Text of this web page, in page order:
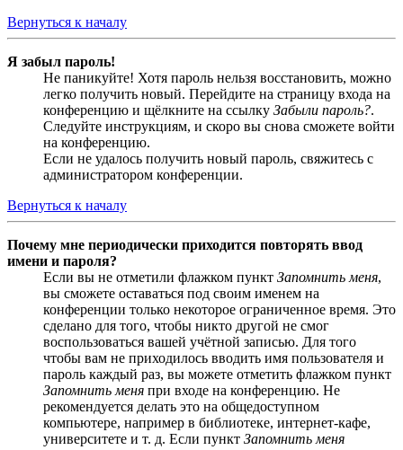
Вернуться к началу
Я забыл пароль!
Не паникуйте! Хотя пароль нельзя восстановить, можно
легко получить новый. Перейдите на страницу входа на
конференцию и щёлкните на ссылку Забыли пароль?.
Следуйте инструкциям, и скоро вы снова сможете войти
на конференцию.
Если не удалось получить новый пароль, свяжитесь с
администратором конференции.
Вернуться к началу
Почему мне периодически приходится повторять ввод
имени и пароля?
Если вы не отметили флажком пункт Запомнить меня,
вы сможете оставаться под своим именем на
конференции только некоторое ограниченное время. Это
сделано для того, чтобы никто другой не смог
воспользоваться вашей учётной записью. Для того
чтобы вам не приходилось вводить имя пользователя и
пароль каждый раз, вы можете отметить флажком пункт
Запомнить меня при входе на конференцию. Не
рекомендуется делать это на общедоступном
компьютере, например в библиотеке, интернет-кафе,
университете и т. д. Если пункт Запомнить меня